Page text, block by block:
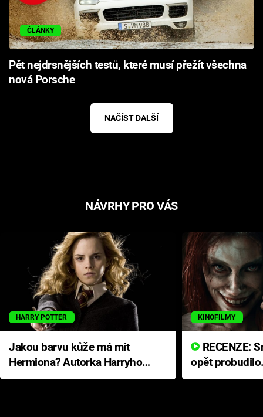
ČLÁNKY
Pět nejdrsnějších testů, které musí přežít všechna
nová Porsche
NAČÍST DALŠÍ
NÁVRHY PRO VÁS
HARRY POTTER
Jakou barvu kůže má mít
Hermiona? Autorka Harryho
Pottera přišla s ráznou
KINOFILMY
opět
přichází s